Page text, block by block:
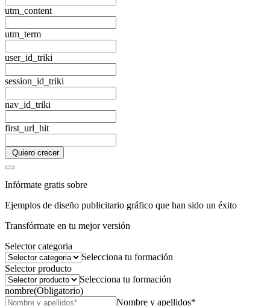
utm_content
utm_term
user_id_triki
session_id_triki
nav_id_triki
first_url_hit
Quiero crecer
Infórmate gratis sobre
Ejemplos de diseño publicitario gráfico que han sido un éxito
Transfórmate en tu mejor versión
Selector categoria
Selecciona tu formación
Selector producto
Selecciona tu formación
nombre(Obligatorio)
Nombre y apellidos*